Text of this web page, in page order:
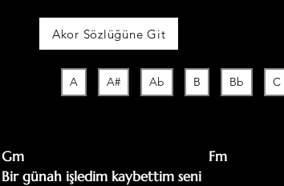
Akor Sözlüğüne Git
A A# Ab B Bb C
Gm                                              Fm
Bir günah işledim kaybettim seni